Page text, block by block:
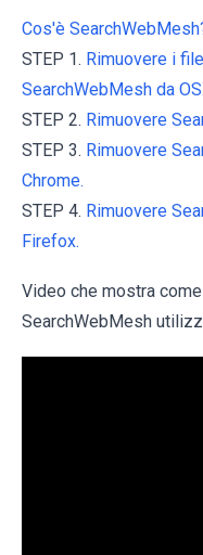
Cos'è
STEP 1. Rimuovere i
SearchWebMesh da
STEP 2. Rimuovere
STEP 3. Rimuovere
Chrome.
STEP 4. Rimuovere
Firefox.
Video che mostra
SearchWebMesh